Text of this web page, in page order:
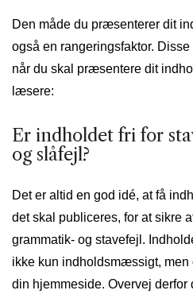
Den måde du præsenterer dit
også en rangeringsfaktor.
når du skal præsentere dit
læsere:
Er indholdet fri for
og slåfejl?
Det er altid en god idé, at få
det skal publiceres, for at sikre
grammatik- og stavefejl.
ikke kun indholdsmæssigt, men
din hjemmeside. Overvej derfor